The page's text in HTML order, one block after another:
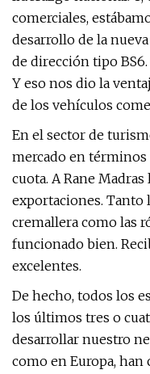
comerciales,
desarrollo de la
de dirección tipo
Y eso nos dio la
de los vehículos
En el sector de
mercado en
cuota. A Rane
exportaciones.
cremallera como las
funcionado bien.
excelentes.
De hecho, todos los
los últimos tres o
desarrollar nuestro
como en Europa, han